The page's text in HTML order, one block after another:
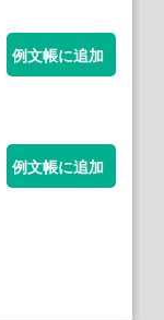
例文帳に追加
例文帳に追加